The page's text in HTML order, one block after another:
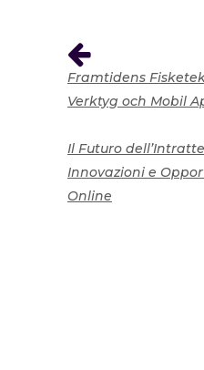
Framtidens
Verktyg och Mobil
Il Futuro
Innovazioni e
Online